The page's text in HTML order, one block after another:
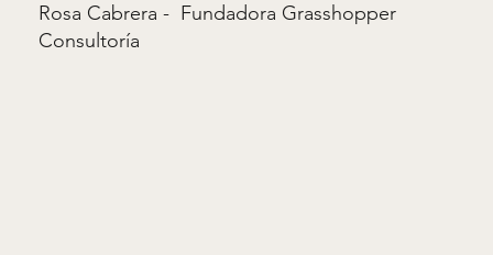
Rosa Cabrera - Fundadora Grasshopper
Consultoría